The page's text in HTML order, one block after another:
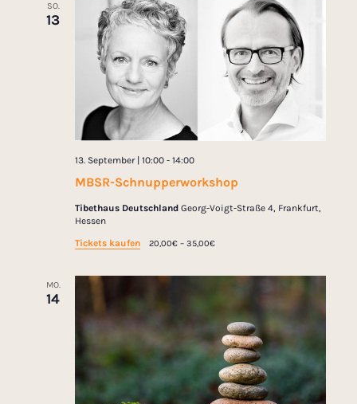
SO.
13
MBSR-Schnupperworkshop
13. September | 10:00- 14:00
Tibethaus Deutschland Georg-Voigt-Straße 4, Frankfurt,
Hessen
Tickets kaufen
20,00€ – 35,00€
MO.
14